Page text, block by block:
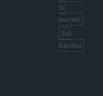
tv,
portale
Sali
Berisha